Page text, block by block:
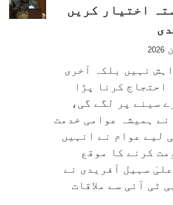
اختیار کریں
2026
نہیں بلکہ آخری
احتجاج کرنا پڑا
سینے پر لگے گی،
ہمیشہ عوامی خدمت
لیے عوام نے انہیں
کرنے کا موقع
سہیل آفریدی نے
ٹی آئی سے ملاقات